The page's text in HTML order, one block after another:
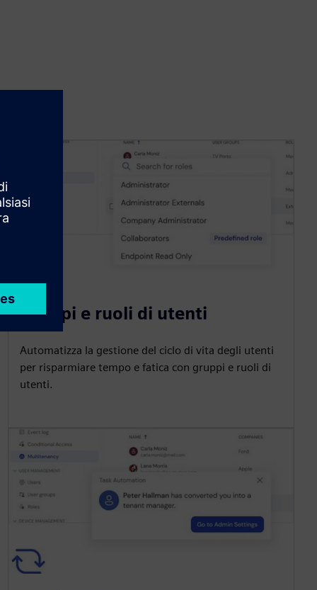
Gruppi e ruoli di utenti
Automatizza la gestione del ciclo di vita degli utenti
per risparmiare tempo e fatica con gruppi e ruoli di
utenti.